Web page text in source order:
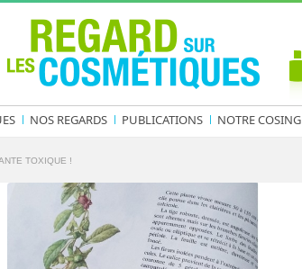
NOS REGARDS PUBLICATIONS NOTRE COSING
TOXIQUE !